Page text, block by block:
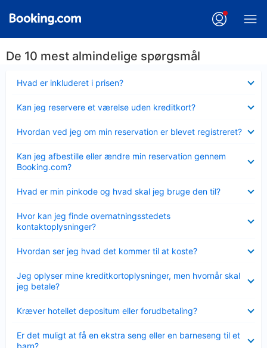
De 10 mest almindelige spørgsmål
Hvad er inkluderet i prisen?
Kan jeg reservere et værelse uden kreditkort?
Hvordan ved jeg om min reservation er blevet registreret?
Kan jeg afbestille eller ændre min reservation gennem
Booking.com?
Hvad er min pinkode og hvad skal jeg bruge den til?
Hvor kan jeg finde overnatningsstedets
kontaktoplysninger?
Hvordan ser jeg hvad det kommer til at koste?
Jeg oplyser mine kreditkortoplysninger, men hvornår skal
jeg betale?
Kræver hotellet depositum eller forudbetaling?
Er det muligt at få en ekstra seng eller en barneseng til et
barn?